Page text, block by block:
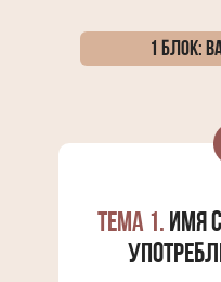
1 БЛОК:
ТЕМА 1. ИМЯ